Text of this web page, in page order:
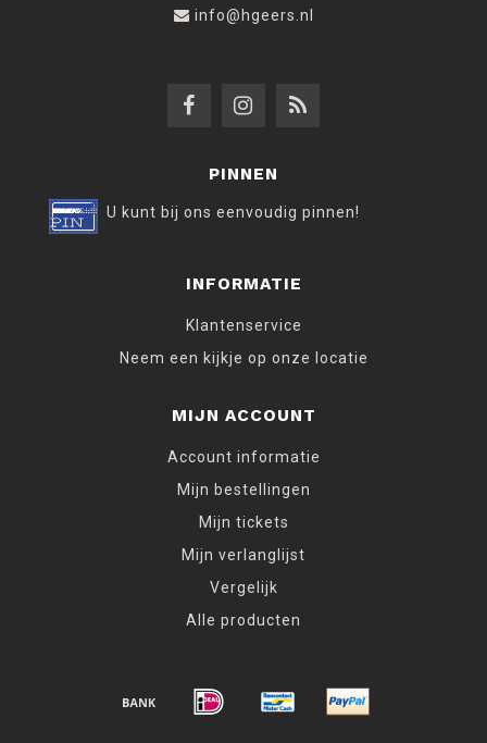
info@hgeers.nl
PINNEN
U kunt bij ons eenvoudig pinnen!
INFORMATIE
Klantenservice
Neem een kijkje op onze locatie
MIJN ACCOUNT
Account informatie
Mijn bestellingen
Mijn tickets
Mijn verlanglijst
Vergelijk
Alle producten